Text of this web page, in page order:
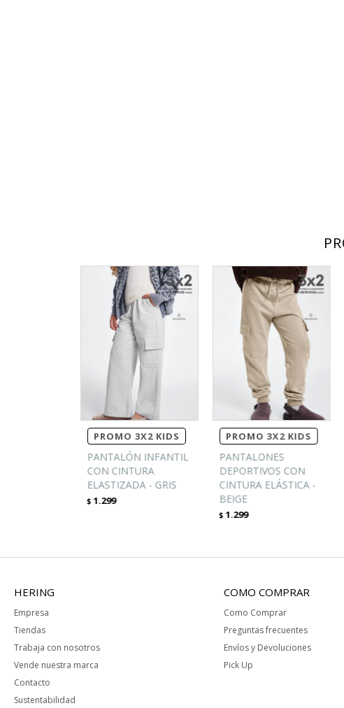
PROMO 3X2 KIDS
PANTALÓN INFANTIL
CON CINTURA
ELASTIZADA - GRIS
$ 1.299
PROMO 3X2 KIDS
PANTALONES
DEPORTIVOS CON
CINTURA ELÁSTICA -
BEIGE
$ 1.299
HERING
Empresa
Tiendas
Trabaja con nosotros
Vende nuestra marca
Contacto
Sustentabilidad
COMO COMPRAR
Como Comprar
Preguntas frecuentes
Envíos y Devoluciones
Pick Up